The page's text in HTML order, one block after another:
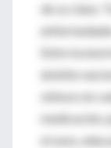
de su clase.
Entre la
ámbito
obtuvo en
medicación,
el sexo,